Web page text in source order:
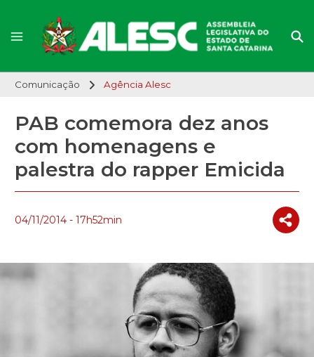
Comunicação Agência Alesc
PAB comemora dez anos
com homenagens e
palestra do rapper Emicida
04/11/2014 - 17h52min